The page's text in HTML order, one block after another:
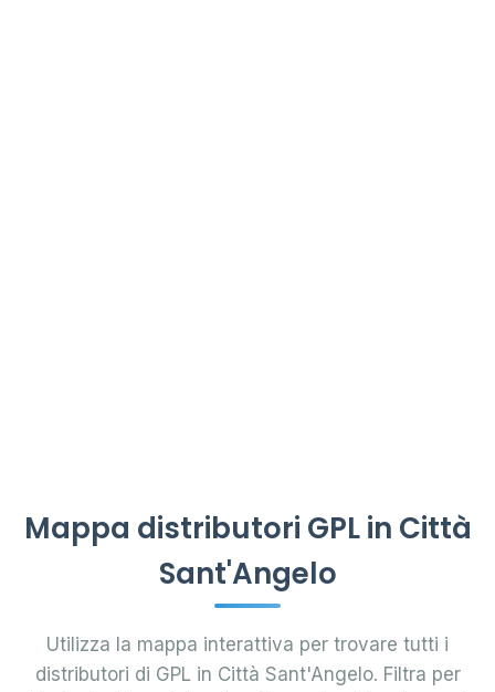
Mappa distributori GPL in Città
Sant'Angelo
Utilizza la mappa interattiva per trovare tutti i
distributori di GPL in Città Sant'Angelo. Filtra per